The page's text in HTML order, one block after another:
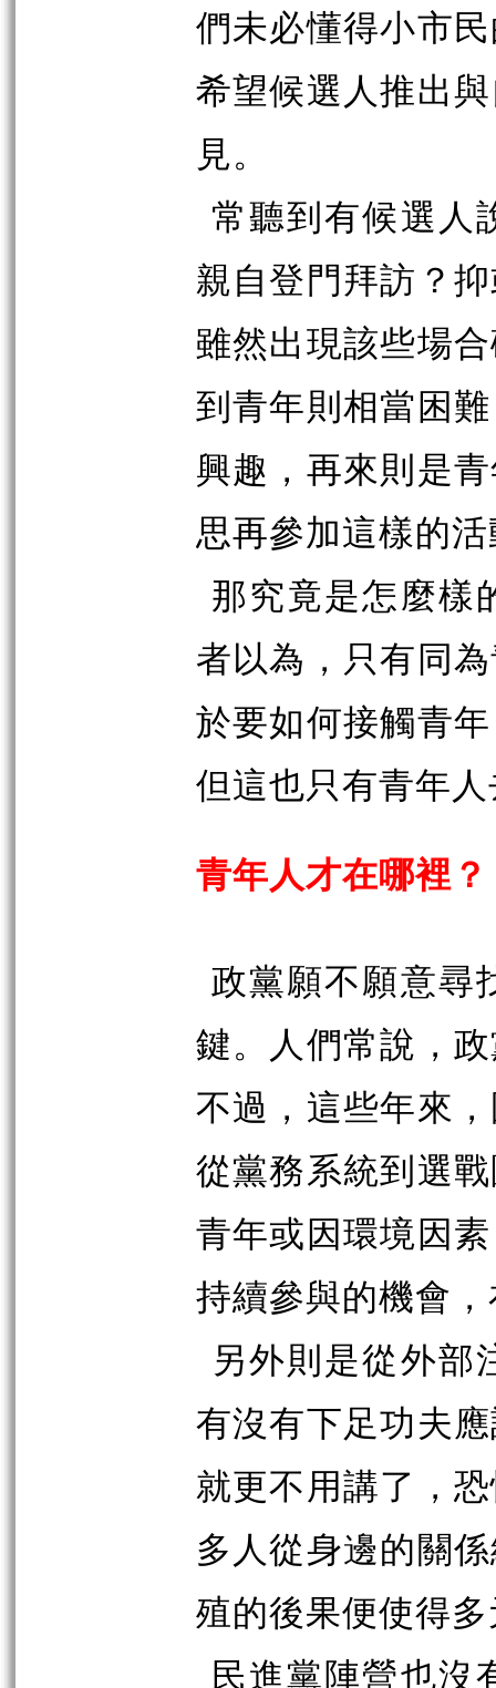
們未必懂得小市
希望候選人推出
見。
常聽到有候選人
親自登門拜訪？
雖然出現該些場
到青年則相當困
興趣，再來則是
思再參加這樣的
那究竟是怎麼樣
者以為，只有同
於要如何接觸青
但這也只有青年
青年人才在哪裡？
政黨願不願意尋
鍵。人們常說，
不過，這些年來
從黨務系統到選
青年或因環境因
持續參與的機會
另外則是從外部
有沒有下足功夫
就更不用講了，
多人從身邊的關
殖的後果便使得
民進黨陣營也沒